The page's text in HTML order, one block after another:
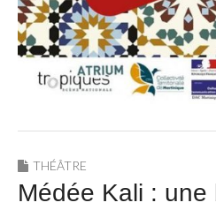
THÉÂTRE
Médée Kali : une